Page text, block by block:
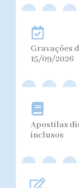
Gravações
15/09/2026
Apostilas
inclusos